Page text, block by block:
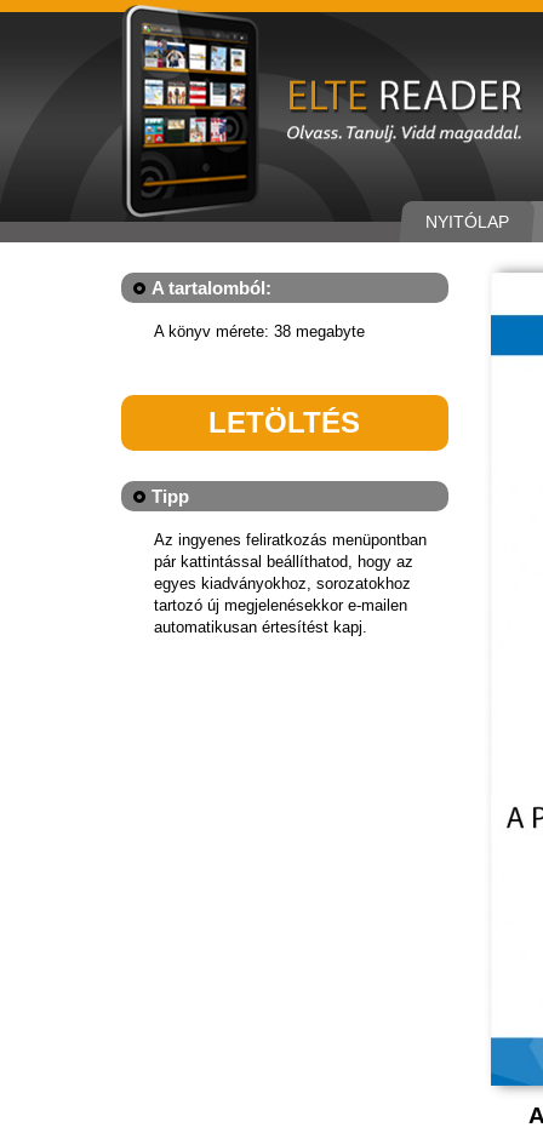
NYITÓLAP
A tartalomból:
A könyv mérete: 38 megabyte
LETÖLTÉS
Tipp
Az ingyenes feliratkozás menüpontban
pár kattintással beállíthatod, hogy az
egyes kiadványokhoz, sorozatokhoz
tartozó új megjelenésekkor e-mailen
automatikusan értesítést kapj.